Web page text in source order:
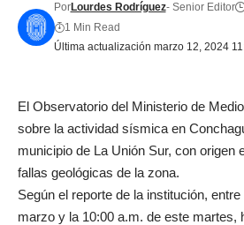
Última actualización marzo 12, 2024
PorLourdes Rodríguez- Senior Editor
1 Min Read
El Observatorio del Ministerio de
sobre la actividad sísmica en
municipio de La Unión Sur, con origen
fallas geológicas de la zona.
Según el reporte de la institución,
marzo y la 10:00 a.m. de este martes,